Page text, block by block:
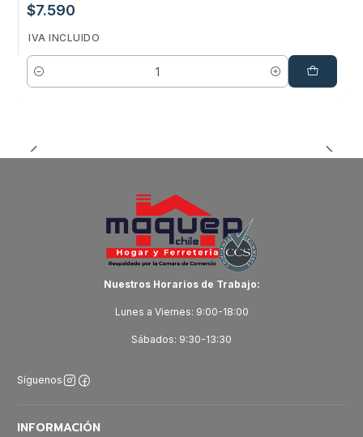
$7.590
IVA INCLUIDO
Cantidad
Nuestros Horarios de Trabajo:
Lunes a Viernes: 9:00-18:00
Sábados: 9:30-13:30
Síguenos
INFORMACIÓN